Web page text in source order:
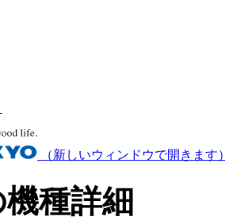
（新しいウィンドウで開きます）
種詳細